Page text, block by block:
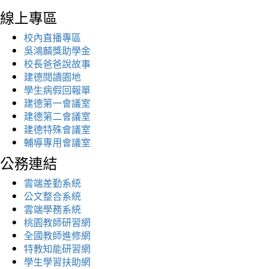
線上專區
校內直播專區
吳鴻麟獎助學金
校長爸爸說故事
建德閱讀園地
學生病假回報單
建德第一會議室
建德第二會議室
建德特殊會議室
輔導專用會議室
公務連結
雲端差勤系統
公文整合系統
雲端學務系統
桃園教師研習網
全國教師進修網
特教知能研習網
學生學習扶助網